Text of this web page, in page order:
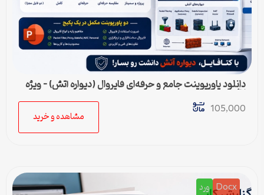
دانلود پاورپوینت جامع و حرفه‌ای فایروال (دیواره آتش) – ویژه
ارائه و پروژه
105,000
مشاهده و خرید
Docx ورد